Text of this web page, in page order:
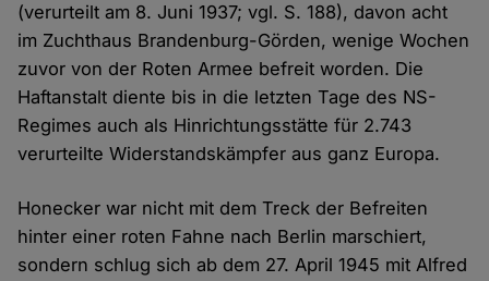
(verurteilt am 8. Juni 1937; vgl. S. 188), davon acht
im Zuchthaus Brandenburg-Görden, wenige Wochen
zuvor von der Roten Armee befreit worden. Die
Haftanstalt diente bis in die letzten Tage des NS-
Regimes auch als Hinrichtungsstätte für 2.743
verurteilte Widerstandskämpfer aus ganz Europa.
Honecker war nicht mit dem Treck der Befreiten
hinter einer roten Fahne nach Berlin marschiert,
sondern schlug sich ab dem 27. April 1945 mit Alfred